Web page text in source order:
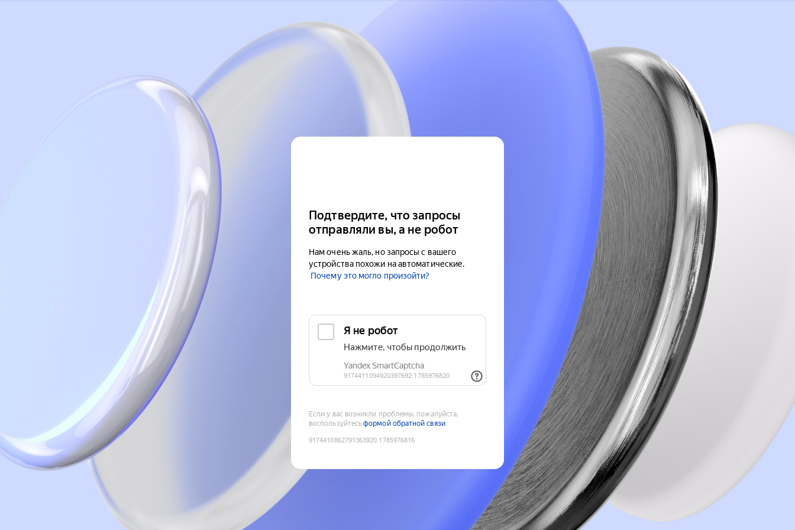
Подтвердите, что запросы
отправляли вы, а не робот
Нам очень жаль, но запросы с вашего
устройства похожи на автоматические.
Почему это могло произойти?
Если у вас возникли проблемы, пожалуйста,
воспользуйтесьформой обратной связи
9174410862791363920:1785976816